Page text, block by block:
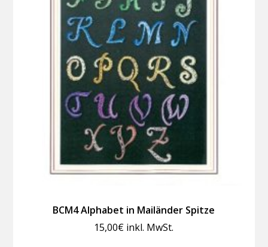
BCM4 Alphabet in Mailänder Spitze
15,00€ inkl. MwSt.